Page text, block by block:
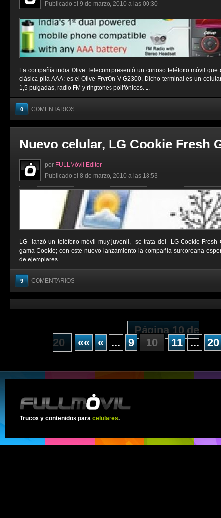
Publicado el 9 de marzo, 2010 a las 00:30
La compañía india Olive Telecom presentó un curioso teléfono móvil
clásica pila AAA: es el Olive FrvrOn V-G2300. Dicho terminal es un
1,5 pulgadas, radio FM y ringtones polifónicos. ...
0 COMENTARIOS
Nuevo celular, LG Cookie Fresh
por FULLMóvil Editor
Publicado el 8 de marzo, 2010 a las 18:53
LG lanzó un teléfono móvil muy juvenil, se trata del LG Cookie Fresh
gama Cookie; con este nuevo lanzamiento la compañía surcoreana
de ejemplares. ...
9 COMENTARIOS
Página 10 de
20
«« « ... 9 10 11 ... 20
Trucos y contenidos para celulares.